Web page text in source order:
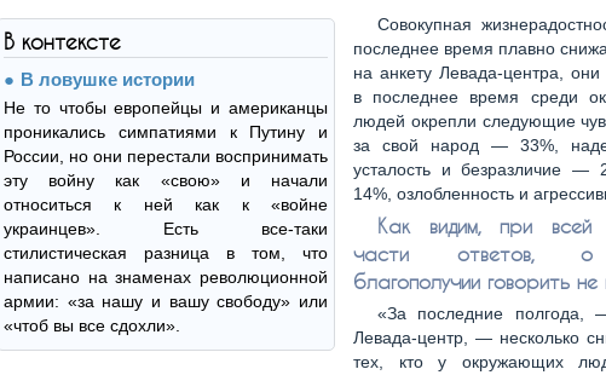
В контексте
В ловушке истории
Не то чтобы европейцы и американцы
проникались симпатиями к Путину и
России, но они перестали воспринимать
эту войну как «свою» и начали
относиться к ней как к «войне
украинцев». Есть все-таки
стилистическая разница в том, что
написано на знаменах революционной
армии: «за нашу и вашу свободу» или
«чтоб вы все сдохли».
Совокупная
последнее время плавно
на анкету Левада-центра, они
в последнее время среди
людей окрепли следующие
за свой народ — 33%,
усталость и безразличие —
14%, озлобленность и
Как видим, при всей
части ответов, о
благополучии говорить не
«За последние полгода,
Левада-центр, — несколько
тех, кто у окружающих